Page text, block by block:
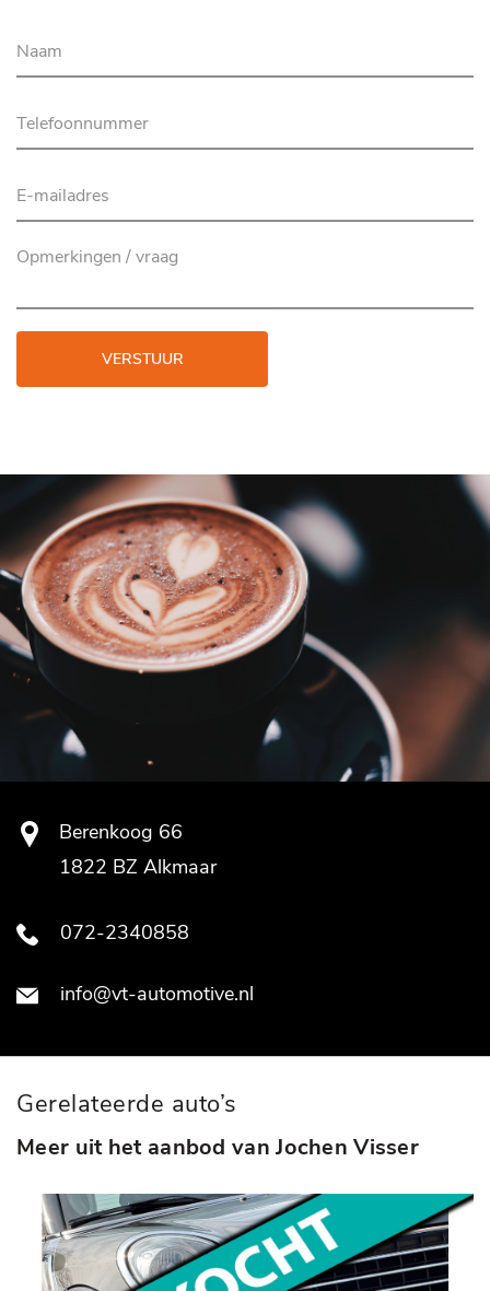
VERSTUUR
Berenkoog 66
1822 BZ Alkmaar
072-2340858
info@vt-automotive.nl
Gerelateerde auto’s
Meer uit het aanbod van Jochen Visser